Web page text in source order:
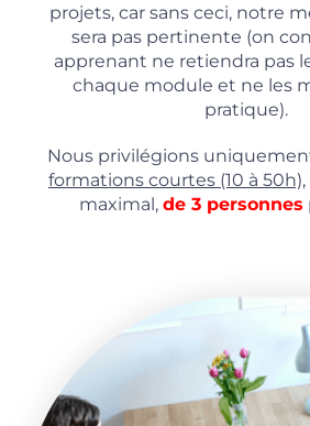
projets, car sans ceci, notre
sera pas pertinente (on
apprenant ne retiendra pas
chaque module et ne les
pratique).
Nous privilégions
formations courtes (10 à 50h),
maximal, de 3 personnes